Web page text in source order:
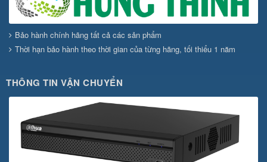
Bảo hành chính hãng tất cả các sản phẩm
Thời hạn bảo hành theo thời gian của từng hãng, tối thiểu 1 năm
THÔNG TIN VẬN CHUYỂN